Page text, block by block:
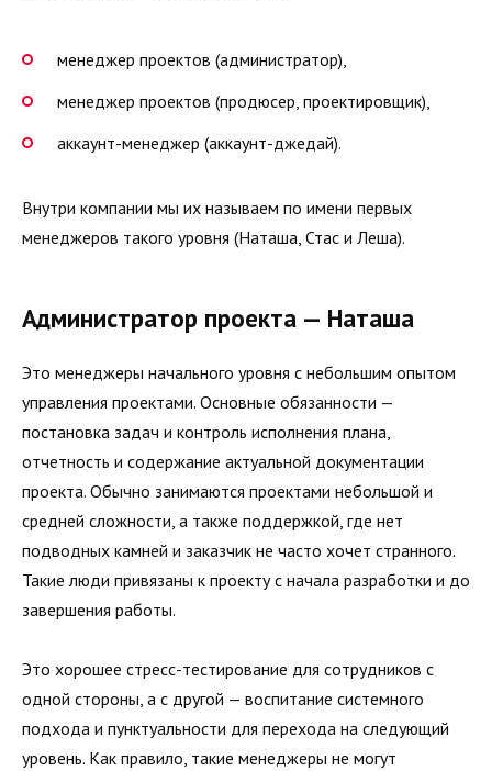
менеджер проектов (администратор),
менеджер проектов (продюсер, проектировщик),
аккаунт-менеджер (аккаунт-джедай).
Внутри компании мы их называем по имени первых
менеджеров такого уровня (Наташа, Стас и Леша).
Администратор проекта — Наташа
Это менеджеры начального уровня с небольшим опытом
управления проектами. Основные обязанности —
постановка задач и контроль исполнения плана,
отчетность и содержание актуальной документации
проекта. Обычно занимаются проектами небольшой и
средней сложности, а также поддержкой, где нет
подводных камней и заказчик не часто хочет странного.
Такие люди привязаны к проекту с начала разработки и до
завершения работы.
Это хорошее стресс-тестирование для сотрудников с
одной стороны, а с другой — воспитание системного
подхода и пунктуальности для перехода на следующий
уровень. Как правило, такие менеджеры не могут